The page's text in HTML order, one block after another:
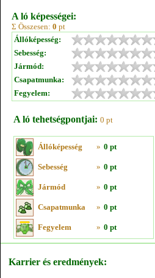
A ló képességei:
Σ Összesen: 0 pt
Állóképesség:
Sebesség:
Jármód:
Csapatmunka:
Fegyelem:
A ló tehetségpontjai: 0 pt
Állóképesség » 0 pt
Sebesség » 0 pt
Jármód » 0 pt
Csapatmunka » 0 pt
Fegyelem » 0 pt
Karrier és eredmények: